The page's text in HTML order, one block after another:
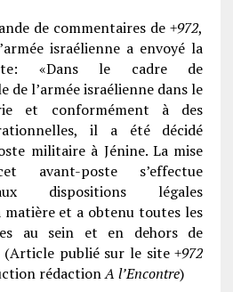
de commentaires de+972,
israélienne a envoyé la
«Dans le cadre de
de l’armée israélienne dans le
et conformément à des
il a été décidé
militaire à Jénine. La mise
poste s’effectue
dispositions légales
et a obtenu toutes les
au sein et en dehors de
(Article publié sur le site+972
rédactionA l’Encontre)